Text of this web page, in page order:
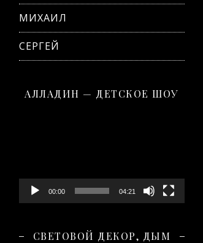
МИХАИЛ
СЕРГЕЙ
АЛЛАДИН — ДЕТСКОЕ ШОУ
00:00 04:21
СВЕТОВОЙ ДЕКОР, ДЫМ